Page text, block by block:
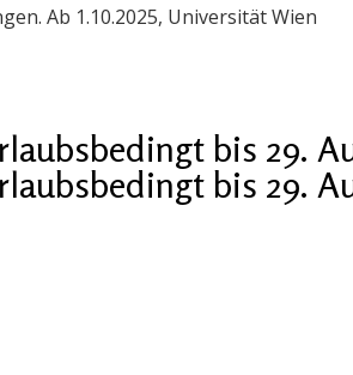
Ab 1.10.2025, Universität Wien
bis 29.
bis 29.